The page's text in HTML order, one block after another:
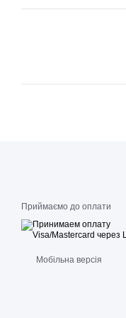
Приймаємо до оплати
Мобільна версія